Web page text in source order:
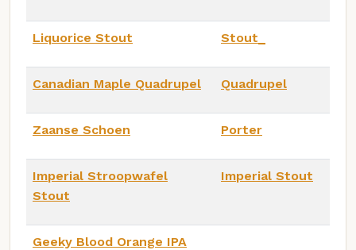
Liquorice Stout Stout_
Canadian Maple Quadrupel Quadrupel
Zaanse Schoen Porter
Imperial Stroopwafel
Stout
Imperial Stout
Geeky Blood Orange IPA